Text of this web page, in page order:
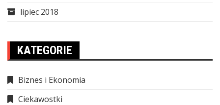
lipiec 2018
KATEGORIE
Biznes i Ekonomia
Ciekawostki